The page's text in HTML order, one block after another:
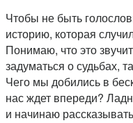
Чтобы не быть
историю, которая
Понимаю, что это
задуматься о судьбах,
Чего мы добились в
нас ждет впереди?
и начинаю